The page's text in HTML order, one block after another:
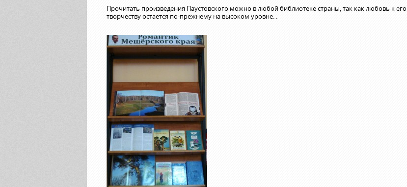
Прочитать произведения Паустовского можно в любой библиотеке страны, так как любовь к его
творчеству остается по-прежнему на высоком уровне. .